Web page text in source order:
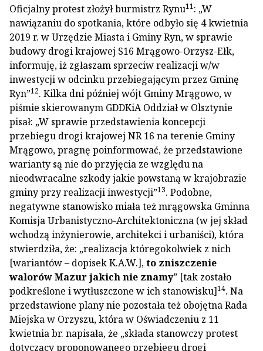
Oficjalny protest złożył burmistrz Rynu11: „W
nawiązaniu do spotkania, które odbyło się 4 kwietnia
2019 r. w Urzędzie Miasta i Gminy Ryn, w sprawie
budowy drogi krajowej S16 Mrągowo-Orzysz-Ełk,
informuję, iż zgłaszam sprzeciw realizacji w/w
inwestycji w odcinku przebiegającym przez Gminę
Ryn”12. Kilka dni później wójt Gminy Mrągowo, w
piśmie skierowanym GDDKiA Oddział w Olsztynie
pisał: „W sprawie przedstawienia koncepcji
przebiegu drogi krajowej NR 16 na terenie Gminy
Mrągowo, pragnę poinformować, że przedstawione
warianty są nie do przyjęcia ze względu na
nieodwracalne szkody jakie powstaną w krajobrazie
gminy przy realizacji inwestycji”13. Podobne,
negatywne stanowisko miała też mrągowska Gminna
Komisja Urbanistyczno-Architektoniczna (w jej skład
wchodzą inżynierowie, architekci i urbaniści), która
stwierdziła, że: „realizacja któregokolwiek z nich
[wariantów – dopisek K.A.W.],to zniszczenie
walorów Mazur jakich nie znamy” [tak zostało
podkreślone i wytłuszczone w ich stanowisku]14. Na
przedstawione plany nie pozostała też obojętna Rada
Miejska w Orzyszu, która w Oświadczeniu z 11
kwietnia br. napisała, że „składa stanowczy protest
dotyczący proponowanego przebiegu drogi